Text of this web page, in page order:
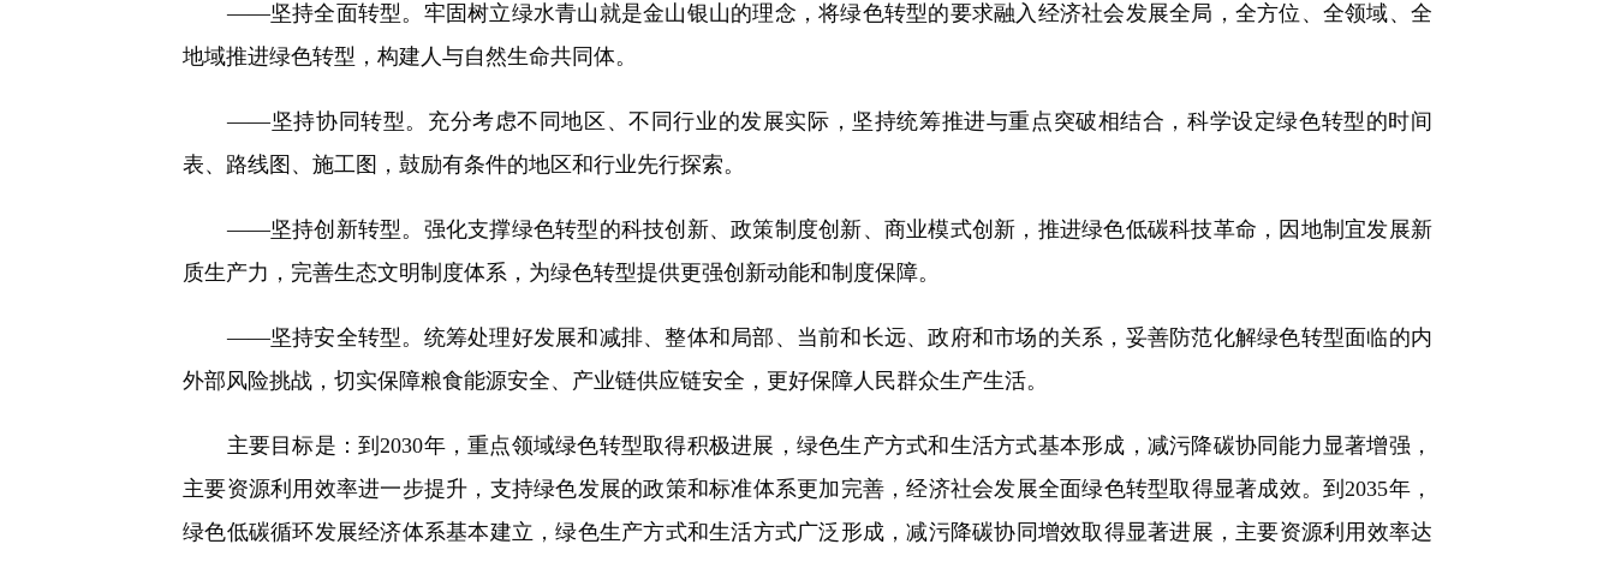
——坚持全面转型。牢固树立绿水青山就是金山银山的理念，将绿色转型的要求融入经济社会发展全局，全方位、全领域、全
地域推进绿色转型，构建人与自然生命共同体。
——坚持协同转型。充分考虑不同地区、不同行业的发展实际，坚持统筹推进与重点突破相结合，科学设定绿色转型的时间
表、路线图、施工图，鼓励有条件的地区和行业先行探索。
——坚持创新转型。强化支撑绿色转型的科技创新、政策制度创新、商业模式创新，推进绿色低碳科技革命，因地制宜发展新
质生产力，完善生态文明制度体系，为绿色转型提供更强创新动能和制度保障。
——坚持安全转型。统筹处理好发展和减排、整体和局部、当前和长远、政府和市场的关系，妥善防范化解绿色转型面临的内
外部风险挑战，切实保障粮食能源安全、产业链供应链安全，更好保障人民群众生产生活。
主要目标是：到2030年，重点领域绿色转型取得积极进展，绿色生产方式和生活方式基本形成，减污降碳协同能力显著增强，
主要资源利用效率进一步提升，支持绿色发展的政策和标准体系更加完善，经济社会发展全面绿色转型取得显著成效。到2035年，
绿色低碳循环发展经济体系基本建立，绿色生产方式和生活方式广泛形成，减污降碳协同增效取得显著进展，主要资源利用效率达